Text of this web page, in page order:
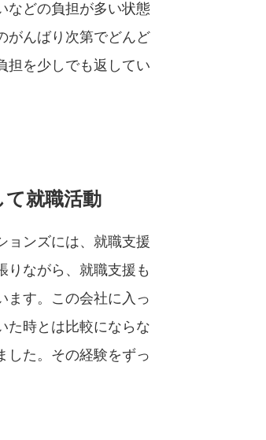
などの負担が多い状態
がんばり次第でどんど
担を少しでも返してい
て就職活動
ョンズには、就職支援
りながら、就職支援も
ます。この会社に入っ
た時とは比較にならな
した。その経験をずっ